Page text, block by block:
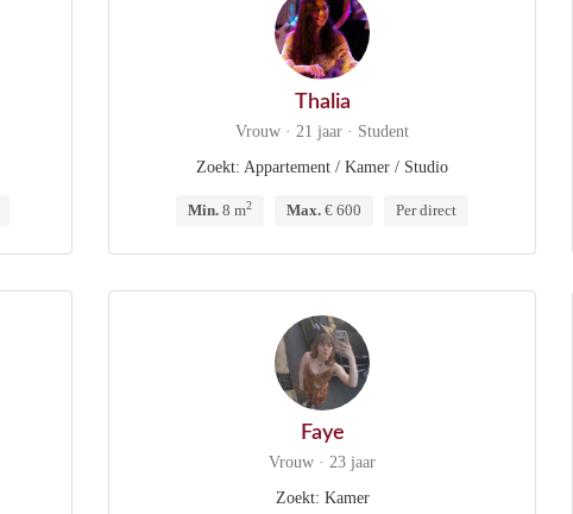
Thalia
Vrouw · 21 jaar · Student
Zoekt: Appartement / Kamer / Studio
Min. 8 m2 Max. € 600 Per direct
Faye
Vrouw · 23 jaar
Zoekt: Kamer